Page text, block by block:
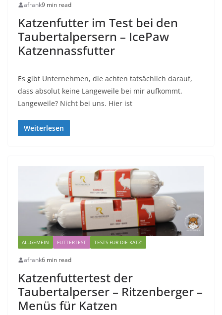
afrank9 min read
Katzenfutter im Test bei den
Taubertalpersern – IcePaw
Katzennassfutter
Es gibt Unternehmen, die achten tatsächlich darauf,
dass absolut keine Langeweile bei mir aufkommt.
Langeweile? Nicht bei uns. Hier ist
Weiterlesen
ALLGEMEIN FUTTERTEST TESTS FÜR DIE KATZ'
afrank6 min read
Katzenfuttertest der
Taubertalperser – Ritzenberger –
Menüs für Katzen